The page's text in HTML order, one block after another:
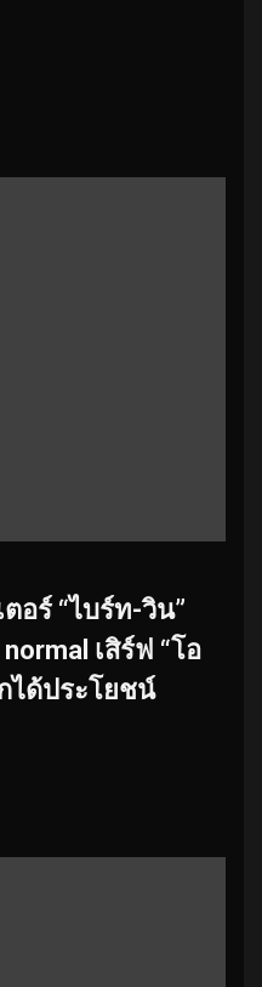
อร์ “ไบร์ท-วิน”
เสิร์ฟ “โอ
ได้ประโยชน์